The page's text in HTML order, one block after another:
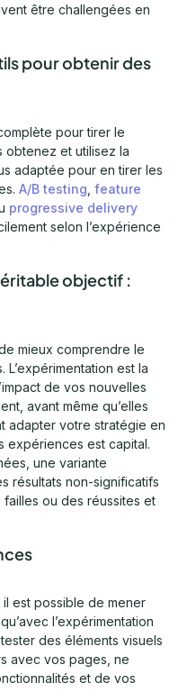
être challengées en
pour obtenir des
pour tirer le
obtenez et utilisez la
adaptée pour en tirer les
A/B testing feature
progressive delivery
selon l’expérience
objectif :
mieux comprendre le
est la
de vos nouvelles
avant même qu’elles
adapter votre stratégie en
expériences est capital.
une variante
résultats non-significatifs
ou des réussites et
il est possible de mener
l’expérimentation
des éléments visuels
avec vos pages, ne
et de vos